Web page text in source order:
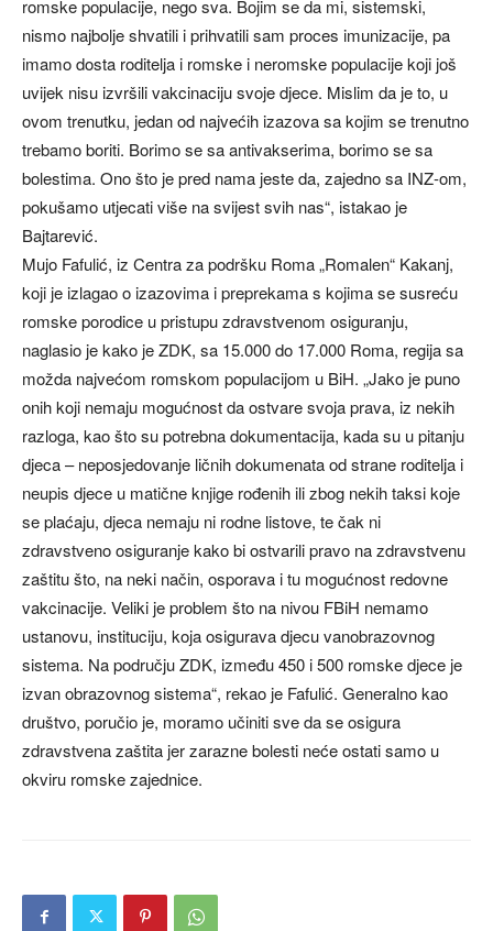
romske populacije, nego sva. Bojim se da mi, sistemski,
nismo najbolje shvatili i prihvatili sam proces imunizacije, pa
imamo dosta roditelja i romske i neromske populacije koji još
uvijek nisu izvršili vakcinaciju svoje djece. Mislim da je to, u
ovom trenutku, jedan od najvećih izazova sa kojim se trenutno
trebamo boriti. Borimo se sa antivakserima, borimo se sa
bolestima. Ono što je pred nama jeste da, zajedno sa INZ-om,
pokušamo utjecati više na svijest svih nas“, istakao je
Bajtarević.
Mujo Fafulić, iz Centra za podršku Roma „Romalen“ Kakanj,
koji je izlagao o izazovima i preprekama s kojima se susreću
romske porodice u pristupu zdravstvenom osiguranju,
naglasio je kako je ZDK, sa 15.000 do 17.000 Roma, regija sa
možda najvećom romskom populacijom u BiH. „Jako je puno
onih koji nemaju mogućnost da ostvare svoja prava, iz nekih
razloga, kao što su potrebna dokumentacija, kada su u pitanju
djeca – neposjedovanje ličnih dokumenata od strane roditelja i
neupis djece u matične knjige rođenih ili zbog nekih taksi koje
se plaćaju, djeca nemaju ni rodne listove, te čak ni
zdravstveno osiguranje kako bi ostvarili pravo na zdravstvenu
zaštitu što, na neki način, osporava i tu mogućnost redovne
vakcinacije. Veliki je problem što na nivou FBiH nemamo
ustanovu, instituciju, koja osigurava djecu vanobrazovnog
sistema. Na području ZDK, između 450 i 500 romske djece je
izvan obrazovnog sistema“, rekao je Fafulić. Generalno kao
društvo, poručio je, moramo učiniti sve da se osigura
zdravstvena zaštita jer zarazne bolesti neće ostati samo u
okviru romske zajednice.